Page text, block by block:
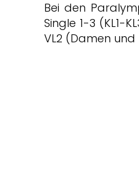
Bei den
Single 1-3 (KL1-
VL2 (Damen